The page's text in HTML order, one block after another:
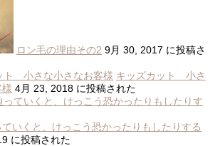
ロン毛の理由その2 9月 30, 2017 に投稿さ
キッズカット 小さ
4月 23, 2018 に投稿された
いくと、けっこう恐かったりもしたりする
に投稿された